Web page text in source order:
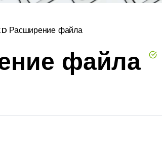
Расширение файла
файла